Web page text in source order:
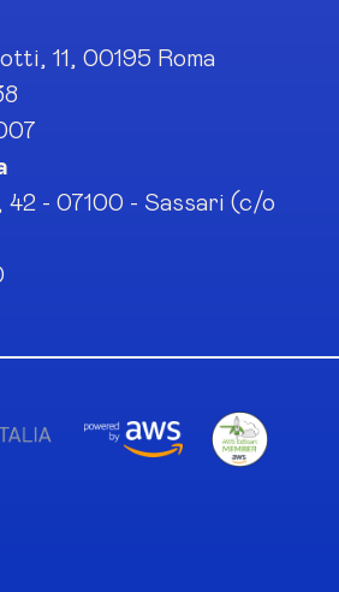
11, 00195 Roma
42 - 07100 - Sassari (c/o